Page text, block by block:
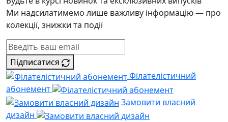
Ми надсилатимемо лише важливу інформацію — про
колекції, знижки та події
Підписатися
Філателістичний
абонемент
Замовити власний
дизайн